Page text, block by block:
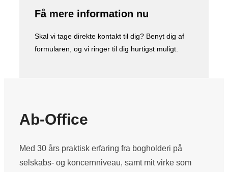
Få mere information nu
Skal vi tage direkte kontakt til dig? Benyt dig af
formularen, og vi ringer til dig hurtigst muligt.
Ab-Office
Med 30 års praktisk erfaring fra bogholderi på
selskabs- og koncernniveau, samt mit virke som